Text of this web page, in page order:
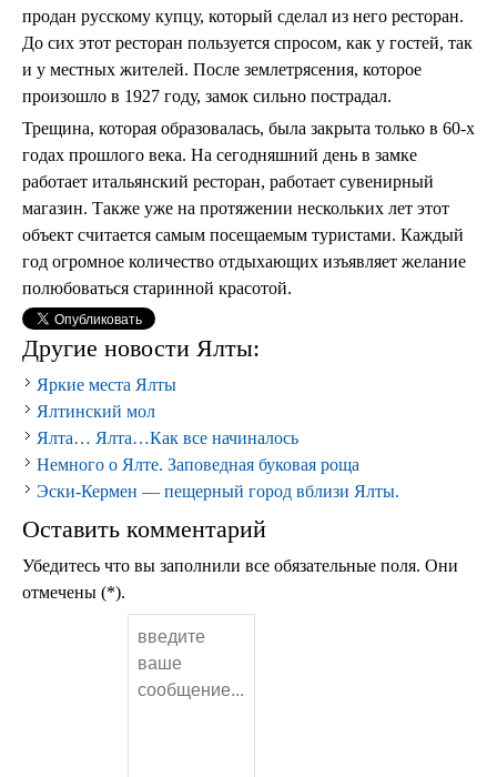
продан русскому купцу, который сделал из него ресторан.
До сих этот ресторан пользуется спросом, как у гостей, так
и у местных жителей. После землетрясения, которое
произошло в 1927 году, замок сильно пострадал.
Трещина, которая образовалась, была закрыта только в 60-х
годах прошлого века. На сегодняшний день в замке
работает итальянский ресторан, работает сувенирный
магазин. Также уже на протяжении нескольких лет этот
объект считается самым посещаемым туристами. Каждый
год огромное количество отдыхающих изъявляет желание
полюбоваться старинной красотой.
Другие новости Ялты:
Яркие места Ялты
Ялтинский мол
Ялта… Ялта…Как все начиналось
Немного о Ялте. Заповедная буковая роща
Эски-Кермен — пещерный город вблизи Ялты.
Оставить комментарий
Убедитесь что вы заполнили все обязательные поля. Они
отмечены (*).